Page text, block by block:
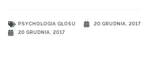
PSYCHOLOGIA GŁOSU 20 GRUDNIA, 2017
20 GRUDNIA, 2017